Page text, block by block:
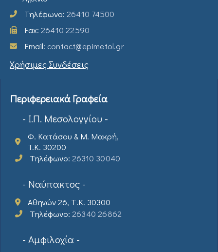
Τηλέφωνο: 26410 74500
Fax: 26410 22590
Email: contact@epimetol.gr
Χρήσιμες Συνδέσεις
Περιφερειακά Γραφεία
- Ι.Π. Μεσολογγίου -
Φ. Κατάσου & Μ. Μακρή,
T.K. 30200
Τηλέφωνο: 26310 30040
- Ναύπακτος -
Αθηνών 26, Τ.Κ. 30300
Τηλέφωνο: 26340 26862
- Αμφιλοχία -